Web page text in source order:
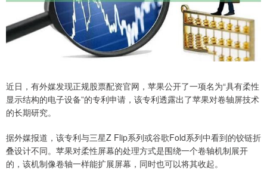
近日，有外媒发现正规股票配资官网，苹果公开了一项名为“具有柔性
显示结构的电子设备”的专利申请，该专利透露出了苹果对卷轴屏技术
的长期研究。
据外媒报道，该专利与三星Z Flip系列或谷歌Fold系列中看到的铰链折
叠设计不同。苹果对柔性屏幕的处理方式是围绕一个卷轴机制展开
的，该机制像卷轴一样能扩展屏幕，同时也可以将其收起。